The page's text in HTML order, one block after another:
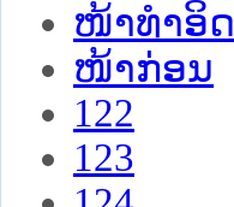
ໜ້າທໍາອິດ
ໜ້າກ່ອນ
122
123